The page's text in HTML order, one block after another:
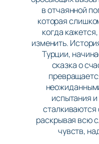
в отчаянной
которая
когда
изменить.
Турции,
сказка о
испытания
раскрывая всю
чувств,